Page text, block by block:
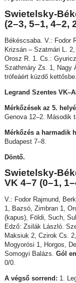
Swietelsky-
(2–3, 5–1, 4–2,
Békéscsaba. V.: Fodor
Krizsán – Szatmári L.
Orosz R. 1. Cs.:
Szathmáry Zs. 1, Nagy
trófeáért küzdő kettősbe.
Legrand Szentes
Mérkőzések az 5.
Genova 12–2. Második
Mérkőzés a harmadik
Budapest 7–8.
Döntő.
Swietelsky-
VK 4–7 (0–1,
V.: Fodor Rajmund,
1, Bazsó, Zimbran 1,
(kapus), Földi, Such,
Edző: Zsilák László.
Maksiuk 2, Czirok Cs.
Mogyorósi 1, Horgos,
Somogyi Balázs. Gól
0/0.
A végső sorrend: 1.